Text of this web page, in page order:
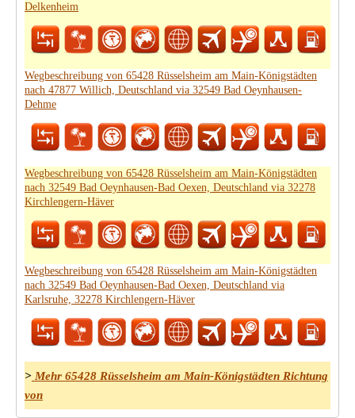
Delkenheim
Wegbeschreibung von 65428 Rüsselsheim am Main-Königstädten
nach 47877 Willich, Deutschland via 32549 Bad Oeynhausen-
Dehme
Wegbeschreibung von 65428 Rüsselsheim am Main-Königstädten
nach 32549 Bad Oeynhausen-Bad Oexen, Deutschland via 32278
Kirchlengern-Häver
Wegbeschreibung von 65428 Rüsselsheim am Main-Königstädten
nach 32549 Bad Oeynhausen-Bad Oexen, Deutschland via
Karlsruhe, 32278 Kirchlengern-Häver
> Mehr 65428 Rüsselsheim am Main-Königstädten Richtung
von